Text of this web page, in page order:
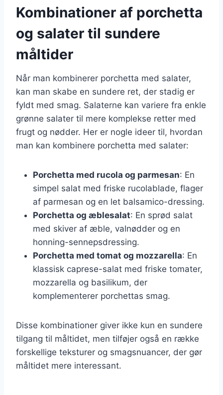
Kombinationer af porchetta
og salater til sundere
måltider
Når man kombinerer porchetta med salater,
kan man skabe en sundere ret, der stadig er
fyldt med smag. Salaterne kan variere fra enkle
grønne salater til mere komplekse retter med
frugt og nødder. Her er nogle ideer til, hvordan
man kan kombinere porchetta med salater:
Porchetta med rucola og parmesan: En
simpel salat med friske rucolablade, flager
af parmesan og en let balsamico-dressing.
Porchetta og æblesalat: En sprød salat
med skiver af æble, valnødder og en
honning-sennepsdressing.
Porchetta med tomat og mozzarella: En
klassisk caprese-salat med friske tomater,
mozzarella og basilikum, der
komplementerer porchettas smag.
Disse kombinationer giver ikke kun en sundere
tilgang til måltidet, men tilføjer også en række
forskellige teksturer og smagsnuancer, der gør
måltidet mere interessant.